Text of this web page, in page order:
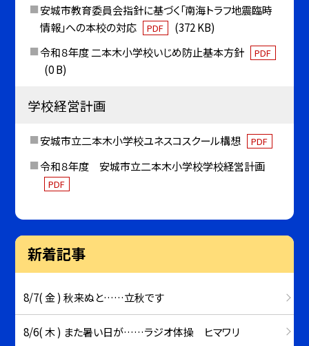
安城市教育委員会指針に基づく「南海トラフ地震臨時
情報」への本校の対応
PDF
(372 KB)
令和８年度 二本木小学校いじめ防止基本方針
PDF
(0 B)
学校経営計画
安城市立二本木小学校ユネスコスクール構想 PDF
令和８年度 安城市立二本木小学校学校経営計画
PDF
新着記事
8/7( 金 ) 秋来ぬと……立秋です
8/6( 木 ) また暑い日が……ラジオ体操 ヒマワリ